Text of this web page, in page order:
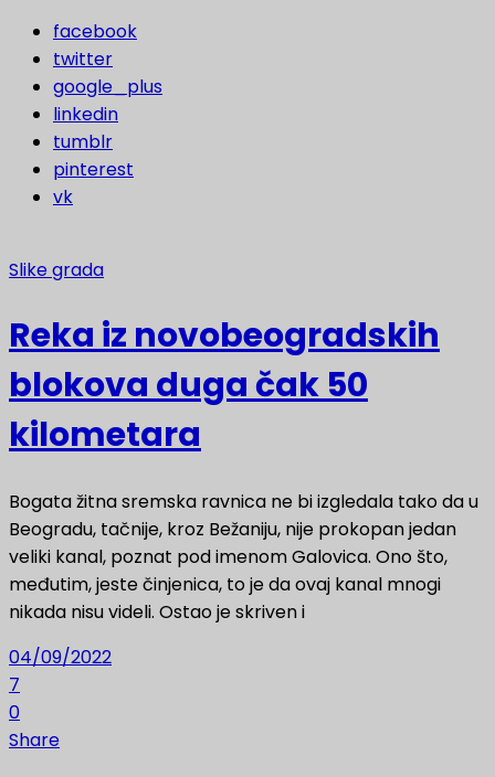
facebook
twitter
google_plus
linkedin
tumblr
pinterest
vk
Slike grada
Reka iz novobeogradskih
blokova duga čak 50
kilometara
Bogata žitna sremska ravnica ne bi izgledala tako da u
Beogradu, tačnije, kroz Bežaniju, nije prokopan jedan
veliki kanal, poznat pod imenom Galovica. Ono što,
međutim, jeste činjenica, to je da ovaj kanal mnogi
nikada nisu videli. Ostao je skriven i
04/09/2022
7
0
Share